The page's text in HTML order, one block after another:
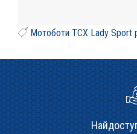
Мотоботи TCX Lady Sport